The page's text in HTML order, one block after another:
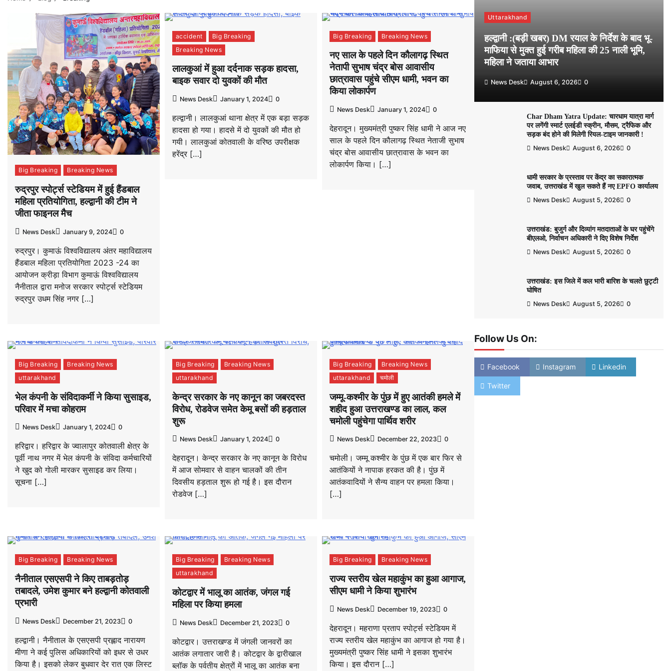
Big Breaking Breaking News
रुद्रपुर स्पोर्ट्स स्टेडियम में हुई हैंडबाल
महिला प्रतियोगिता, हल्द्वानी की टीम ने
जीता फाइनल मैच
News Desk January 9, 2024 0
रुद्रपुर। कुमाऊं विश्वविद्यालय अंतर महाविद्यालय
हैंडबाल महिला प्रतियोगिता 2023 -24 का
आयोजन क्रीड़ा विभाग कुमाऊं विश्वविद्यालय
नैनीताल द्वारा मनोज सरकार स्पोर्ट्स स्टेडियम
रुद्रपुर उधम सिंह नगर […]
accident
Big Breaking
Breaking News
लालकुआं में हुआ दर्दनाक सड़क हादसा,
बाइक सवार दो युवकों की मौत
News Desk January 1, 2024 0
हल्द्वानी। लालकुआं थाना क्षेत्र में एक बड़ा सड़क
हादसा हो गया। हादसे में दो युवकों की मौत हो
गयी। लालकुआं कोतवाली के वरिष्ठ उपरीक्षक
हरेंद्र […]
Big Breaking Breaking News
नए साल के पहले दिन कौलागढ़ स्थित
नेतापी सुभाष चंद्र बोस आवासीय
छात्रावास पहुंचे सीएम धामी, भवन का
किया लोकार्पण
News Desk January 1, 2024 0
देहरादून। मुख्यमंत्री पुष्कर सिंह धामी ने आज नए
साल के पहले दिन कौलागढ़ स्थित नेताजी सुभाष
चंद्र बोस आवासीय छात्रावास के भवन का
लोकार्पण किया। […]
Big Breaking
Breaking News
uttarakhand
भेल कंपनी के संविदाकर्मी ने किया सुसाइड,
परिवार में मचा कोहराम
News Desk January 1, 2024 0
हरिद्वार। हरिद्वार के ज्वालापुर कोतवाली क्षेत्र के
पूर्वी नाथ नगर में भेल कंपनी के संविदा कर्मचारियों
ने खुद को गोली मारकर सुसाइड कर लिया।
सूचना […]
Big Breaking
Breaking News
uttarakhand
केन्द्र सरकार के नए कानून का जबरदस्त
विरोध, रोडवेज समेत केमू बसों की हड़ताल
शुरू
News Desk January 1, 2024 0
देहरादून। केन्द्र सरकार के नए कानून के विरोध
में आज सोमवार से वाहन चालकों की तीन
दिवसीय हड़ताल शुरू हो गई है। इस दौरान
रोडवेज […]
Big Breaking
Breaking News
uttarakhand
चमोली
जम्मू-कश्मीर के पुंछ में हुए आतंकी हमले में
शहीद हुआ उत्तराखण्ड का लाल, कल
चमोली पहुंचेगा पार्थिव शरीर
News Desk December 22, 2023 0
चमोली। जम्मू कश्मीर के पुंछ में एक बार फिर से
आतंकियों ने नापाक हरकत की है। पुंछ में
आतंकवादियों ने सैन्य वाहन पर हमला किया।
[…]
Big Breaking Breaking News
नैनीताल एसएसपी ने किए ताबड़तोड़
तबादले, उमेश कुमार बने हल्द्वानी कोतवाली
प्रभारी
News Desk December 21, 2023 0
हल्द्वानी। नैनीताल के एसएसपी प्रह्लाद नारायण
मीणा ने कई पुलिस अधिकारियों को इधर से उधर
किया है। इसको लेकर बुधवार देर रात एक लिस्ट
Big Breaking
Breaking News
uttarakhand
कोटद्वार में भालू का आतंक, जंगल गई
महिला पर किया हमला
News Desk December 21, 2023 0
कोटद्वार। उत्तराखण्ड में जंगली जानवरों का
आतंक लगातार जारी है। कोटद्वार के द्वारीखाल
ब्लॉक के पर्वतीय क्षेत्रों में भालू का आतंक बना
Big Breaking Breaking News
राज्य स्तरीय खेल महाकुंभ का हुआ आगाज,
सीएम धामी ने किया शुभारंभ
News Desk December 19, 2023 0
देहरादून। महराणा प्रताप स्पोर्ट्स स्टेडियम में
राज्य स्तरीय खेल महाकुंभ का आगाज हो गया है।
मुख्यमंत्री पुष्कर सिंह धामी ने इसका शुभारंभ
किया। इस दौरान […]
Uttarakhand
हल्द्वानी :(बड़ी खबर) DM रयाल के निर्देश के बाद भू-
माफिया से मुक्त हुई गरीब महिला की 25 नाली भूमि,
महिला ने जताया आभार
News Desk August 6, 2026 0
Char Dham Yatra Update: चारधाम यात्रा मार्ग
पर लगेंगी स्मार्ट एलईडी स्क्रीन, मौसम, ट्रैफिक और
सड़क बंद होने की मिलेगी रियल-टाइम जानकारी !
News Desk August 6, 2026 0
धामी सरकार के प्रस्ताव पर केंद्र का सकारात्मक
जवाब, उत्तराखंड में खुल सकते हैं नए EPFO कार्यालय
News Desk August 5, 2026 0
उत्तराखंड: बुजुर्ग और दिव्यांग मतदाताओं के घर पहुंचेंगे
बीएलओ, निर्वाचन अधिकारी ने दिए विशेष निर्देश
News Desk August 5, 2026 0
उत्तराखंड: इस जिले में कल भारी बारिश के चलते छुट्टी
घोषित
News Desk August 5, 2026 0
Follow Us On:
Facebook Instagram Linkedin
Twitter